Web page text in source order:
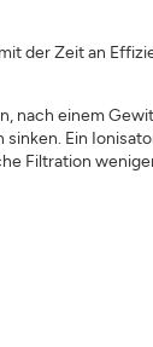
der Zeit an
nach einem
Ein
Filtration